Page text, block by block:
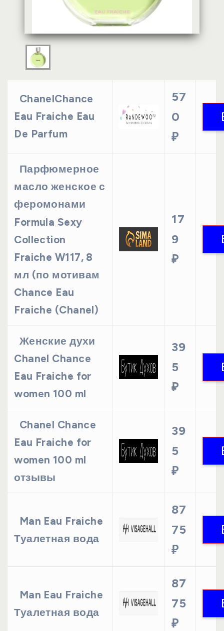
ChanelChance
Eau Fraiche Eau
De Parfum
57
0
₽
Парфюмерное
масло женское с
феромонами
Formula Sexy
Collection
Fraiche W117, 8
мл (по мотивам
Chance Eau
Fraiche (Chanel)
17
9
₽
Женские духи
Chanel Chance
Eau Fraiche for
women 100 ml
39
5
₽
Chanel Chance
Eau Fraiche for
women 100 ml
отзывы
39
5
₽
Man Eau Fraiche
Туалетная вода
87
75
₽
Man Eau Fraiche
Туалетная вода
87
75
₽